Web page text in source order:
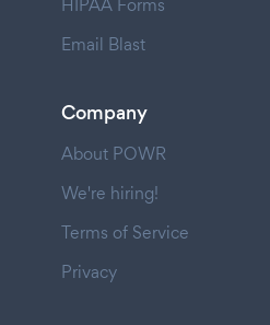
Email Blast
Company
About POWR
We're hiring!
Terms of Service
Privacy